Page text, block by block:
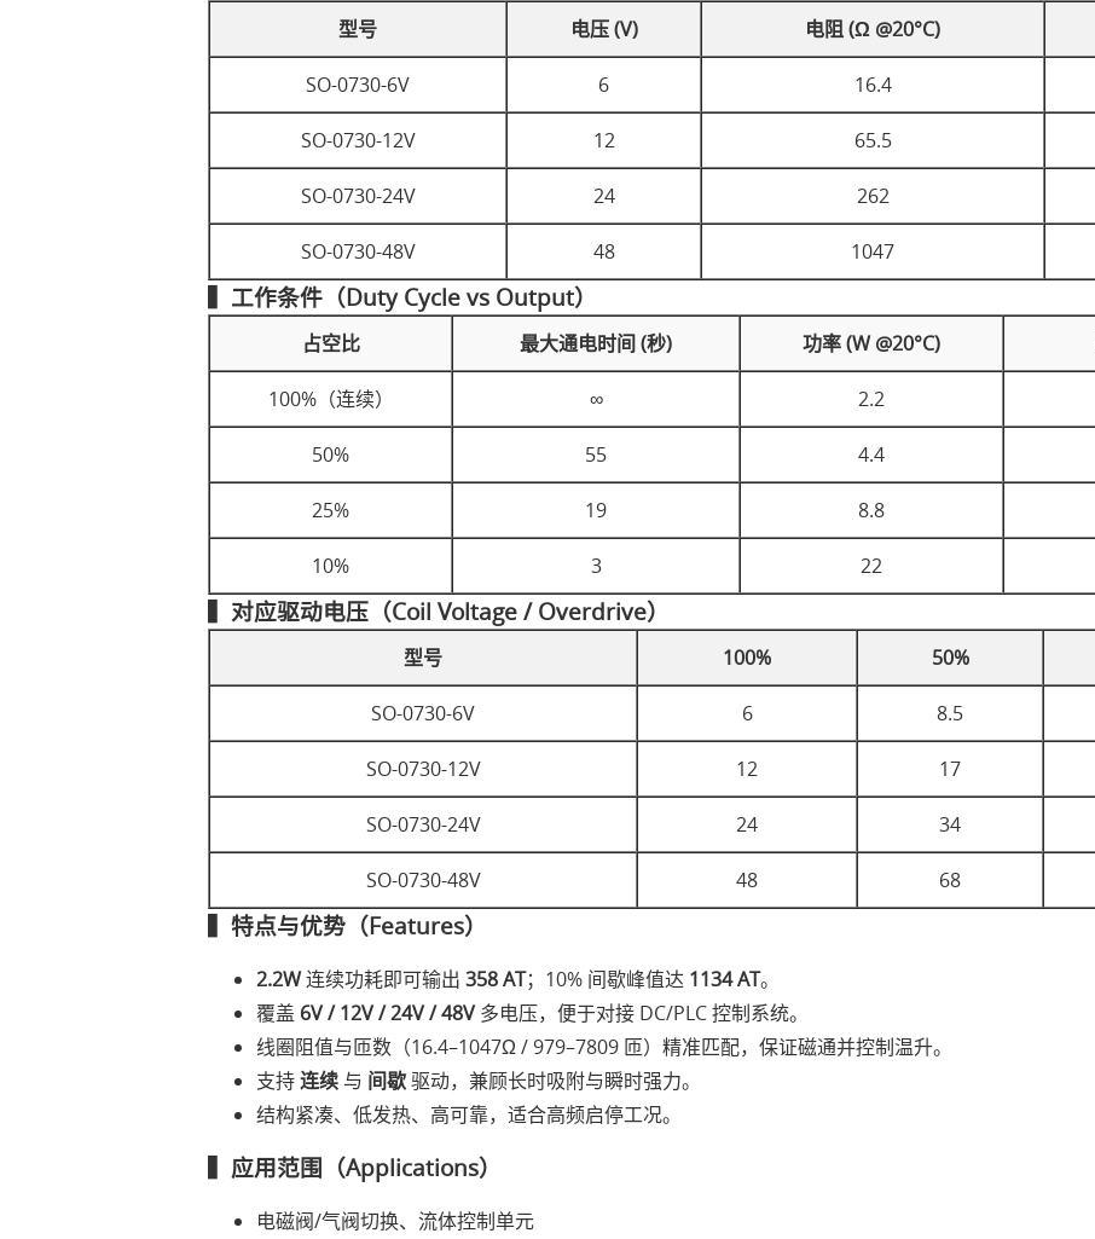
型号 电压 (V) 电阻 (Ω @20°C)
SO-0730-6V 6 16.4
SO-0730-12V 12 65.5
SO-0730-24V 24 262
SO-0730-48V 48 1047
▍工作条件（Duty Cycle vs Output）
占空比 最大通电时间 (秒) 功率 (W @20°C)
100%（连续） ∞ 2.2
50% 55 4.4
25% 19 8.8
10% 3 22
▍对应驱动电压（Coil Voltage / Overdrive）
型号 100% 50%
SO-0730-6V 6 8.5
SO-0730-12V 12 17
SO-0730-24V 24 34
SO-0730-48V 48 68
▍特点与优势（Features）
2.2W连续功耗即可输出 358 AT；10% 间歇峰值达 1134 AT。
覆盖 6V / 12V / 24V / 48V多电压，便于对接 DC/PLC 控制系统。
线圈阻值与匝数（16.4–1047Ω / 979–7809 匝）精准匹配，保证磁通并控制温升。
支持连续 与 间歇驱动，兼顾长时吸附与瞬时强力。
结构紧凑、低发热、高可靠，适合高频启停工况。
▍应用范围（Applications）
电磁阀/气阀切换、流体控制单元